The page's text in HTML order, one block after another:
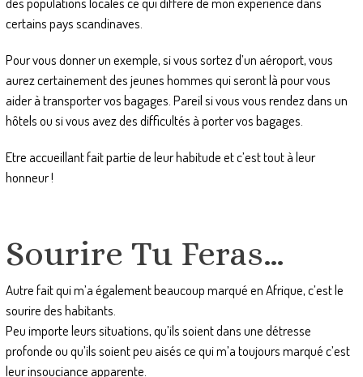
certains pays scandinaves.
Pour vous donner un exemple, si vous sortez d’un aéroport, vous
aurez certainement des jeunes hommes qui seront là pour vous
aider à transporter vos bagages. Pareil si vous vous rendez dans un
hôtels ou si vous avez des difficultés à porter vos bagages.
Etre accueillant fait partie de leur habitude et c’est tout à leur
honneur !
Sourire Tu Feras…
Autre fait qui m’a également beaucoup marqué en Afrique, c’est le
sourire des habitants.
Peu importe leurs situations, qu’ils soient dans une détresse
profonde ou qu’ils soient peu aisés ce qui m’a toujours marqué c’est
leur insouciance apparente.